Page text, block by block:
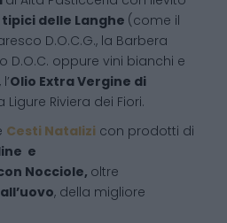
tipici delle Langhe (come il
D.O.C.G., la Barbera
D.O.C. oppure vini bianchi e
Olio Extra Vergine di
Ligure Riviera dei Fiori.
Cesti Natalizi con prodotti di
e
Nocciole, oltre
all’uovo, della migliore